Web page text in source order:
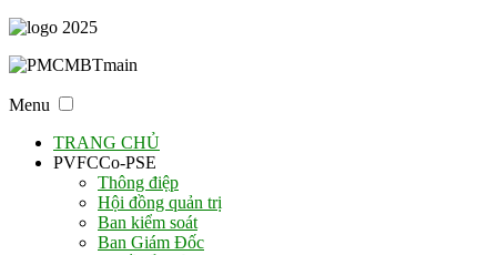
Menu
TRANG CHỦ
PVFCCo-PSE
Thông điệp
Hội đồng quản trị
Ban kiểm soát
Ban Giám Đốc